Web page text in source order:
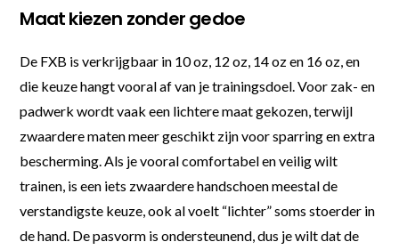
Maat kiezen zonder gedoe
De FXB is verkrijgbaar in 10 oz, 12 oz, 14 oz en 16 oz, en
die keuze hangt vooral af van je trainingsdoel. Voor zak- en
padwerk wordt vaak een lichtere maat gekozen, terwijl
zwaardere maten meer geschikt zijn voor sparring en extra
bescherming. Als je vooral comfortabel en veilig wilt
trainen, is een iets zwaardere handschoen meestal de
verstandigste keuze, ook al voelt “lichter” soms stoerder in
de hand. De pasvorm is ondersteunend, dus je wilt dat de